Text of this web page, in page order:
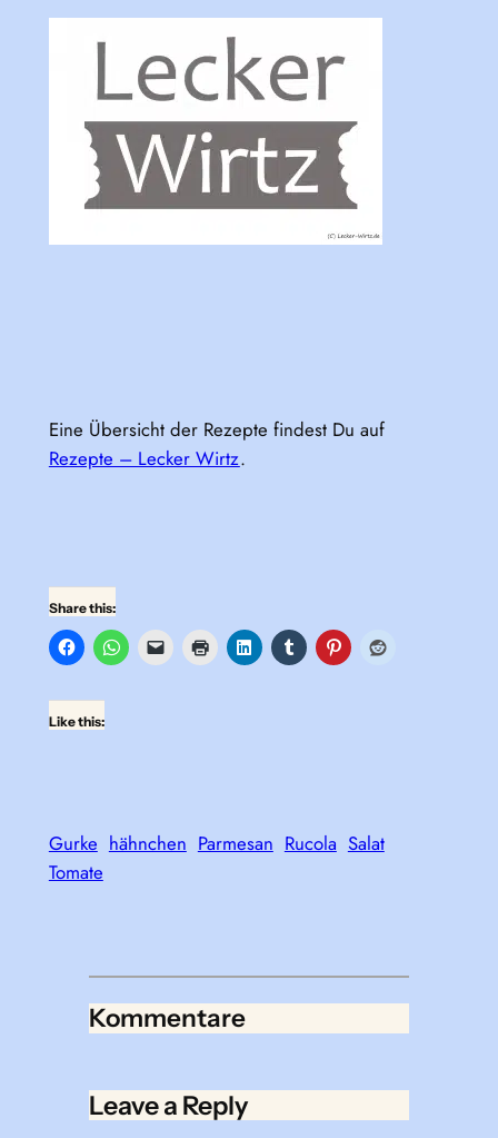
Eine Übersicht der Rezepte findest Du auf
Rezepte – Lecker Wirtz.
Share this:
Like this:
Gurke hähnchen Parmesan Rucola Salat
Tomate
Kommentare
Leave a Reply